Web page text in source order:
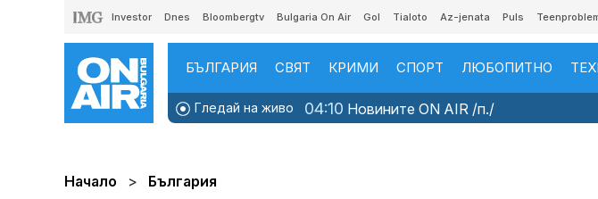
Investor Dnes Bloombergtv Bulgaria On Air Gol Tialoto Az-jenata Puls
БЪЛГАРИЯ СВЯТ КРИМИ СПОРТ ЛЮБОПИТНО
Гледай на живо 04:10 Новините ON AIR /п./
Начало България